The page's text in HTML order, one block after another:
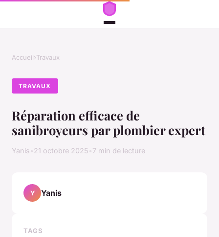
Accueil›Travaux
TRAVAUX
Réparation efficace de
sanibroyeurs par plombier expert
Yanis•21 octobre 2025•7 min de lecture
Y Yanis
TAGS